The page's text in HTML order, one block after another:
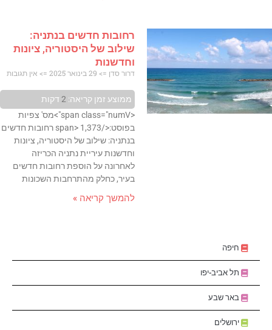
חיפה
תל אביב-יפו
באר שבע
ירושלים
רחובות חדשים בנתניה:
שילוב של היסטוריה, ציונות
וחדשנות
דרור סדן אין תגובות
ממוצע זמן קריאה: 2 דקות
<span class="numV">מס' צפיות
בפוסט:</span> 1,373 רחובות חדשים
בנתניה: שילוב של היסטוריה, ציונות
וחדשנות עיריית נתניה הכריזה
לאחרונה על הוספת רחובות חדשים
בעיר, כחלק מהתרחבות השכונות
להמשך קריאה »